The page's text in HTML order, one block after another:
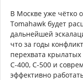
В Москве уже чётко
Tomahawk будет
дальнейшей
что за годы
перехвата
С-400, С-500 и
эффективно